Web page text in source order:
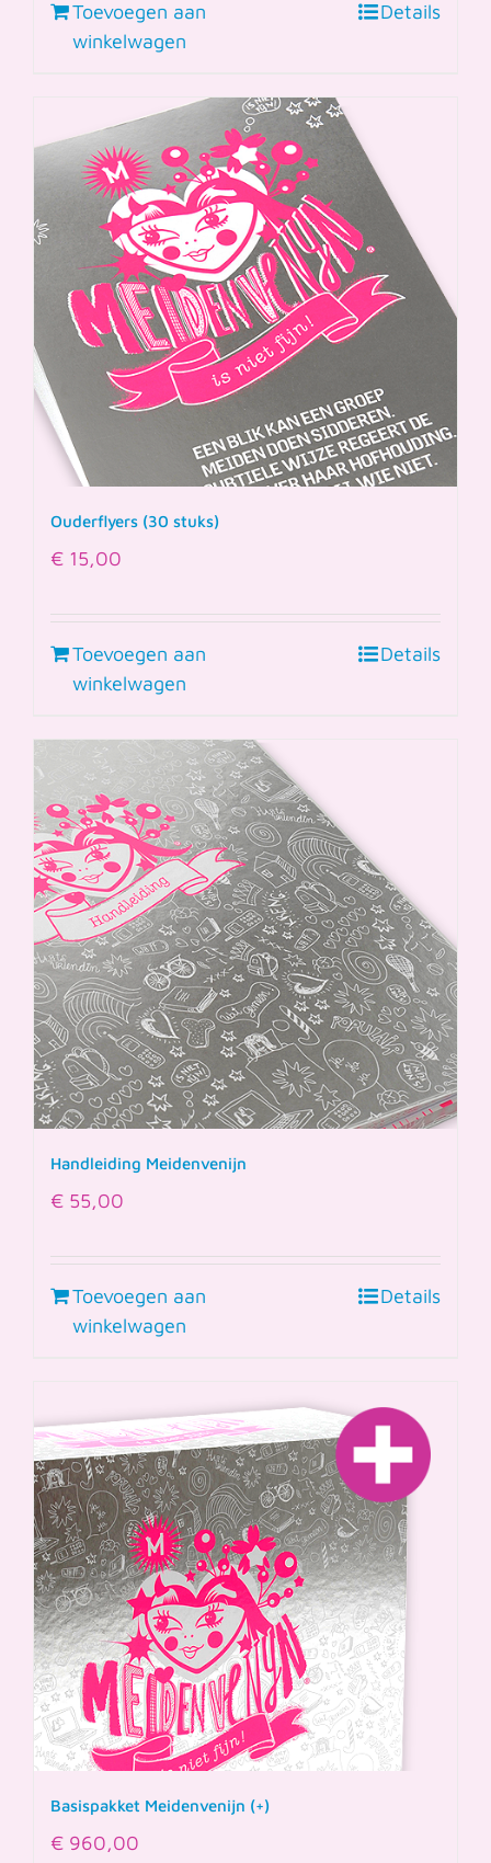
Toevoegen aan
winkelwagen
Details
Ouderflyers (30 stuks)
€ 15,00
Toevoegen aan
winkelwagen
Details
Handleiding Meidenvenijn
€ 55,00
Toevoegen aan
winkelwagen
Details
Basispakket Meidenvenijn (+)
€ 960,00